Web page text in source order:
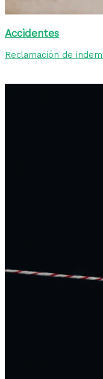
Accidentes
Reclamación de